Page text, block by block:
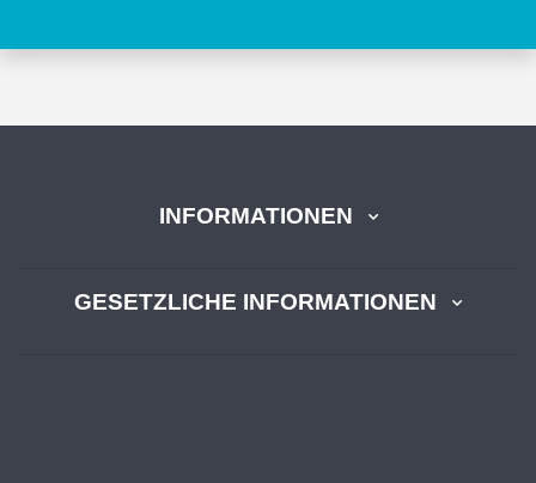
INFORMATIONEN
GESETZLICHE INFORMATIONEN